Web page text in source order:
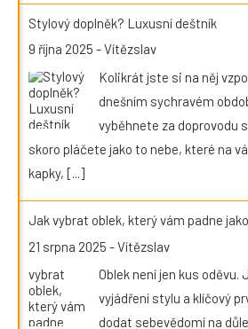
Stylový doplněk? Luxusní deštník
9 října 2025 -Vítězslav
Kolikrát jste si na něj
dnešním sychravém
vyběhnete za doprovodu
skoro pláčete jako to nebe, které na
kapky, [...]
Jak vybrat oblek, který vám padne
21 srpna 2025 -Vítězslav
Oblek není jen kus
vyjádření stylu a klíčový
dodat sebevědomí na